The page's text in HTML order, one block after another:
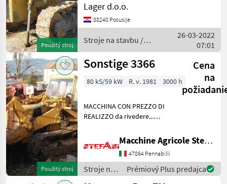
Použitý stroj
410 mm blade width
2900mm Stroje na stavbu
buldozér
Lager d.o.o.
88240 Posusije
Stroje na stavbu /
CAT
26-03-2022
07:01
Použitý stroj
Sonstige 3366
Cena
na
80 kS/59 kW R. v. 1981 3000 h
MACCHINA CON PREZZO DI
REALIZZO da rivedere...
Macchine Agricole Stefani Luciano
47864 Pennabilli
Stroje na
stavbu /
Prémiový Plus predajca